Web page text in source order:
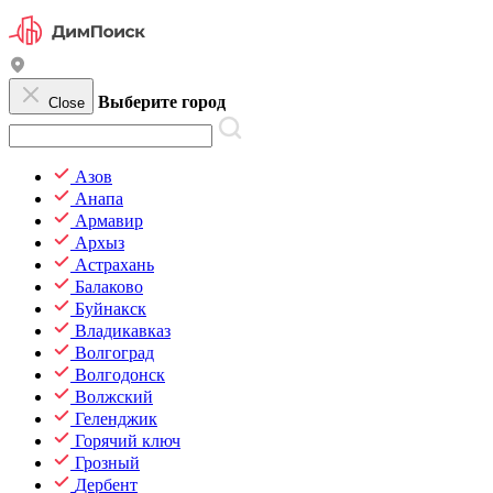
Close Выберите город
Азов
Анапа
Армавир
Архыз
Астрахань
Балаково
Буйнакск
Владикавказ
Волгоград
Волгодонск
Волжский
Геленджик
Горячий ключ
Грозный
Дербент